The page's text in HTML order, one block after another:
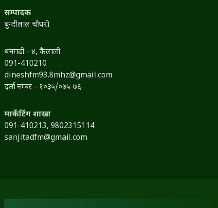
सम्पादक
बुन्दीलाल चौधरी
धनगढी - ४, कैलाली
091-410210
dineshfm93.8mhz@gmail.com
दर्ता नम्बर - १०३५/०७५-७६
मार्केटिंग शाखा
091-410213, 9802315114
sanjitadfm@gmail.com